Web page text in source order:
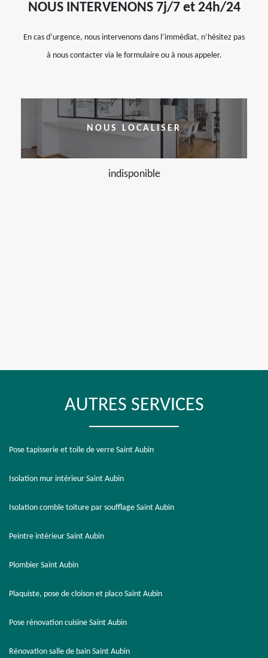
NOUS INTERVENONS 7j/7 et 24h/24
En cas d’urgence, nous intervenons dans l’immédiat, n’hésitez pas
à nous contacter via le formulaire ou à nous appeler.
NOUS LOCALISER
indisponible
AUTRES SERVICES
Pose tapisserie et toile de verre Saint Aubin
Isolation mur intérieur Saint Aubin
Isolation comble toiture par soufflage Saint Aubin
Peintre intérieur Saint Aubin
Plombier Saint Aubin
Plaquiste, pose de cloison et placo Saint Aubin
Pose rénovation cuisine Saint Aubin
Rénovation salle de bain Saint Aubin